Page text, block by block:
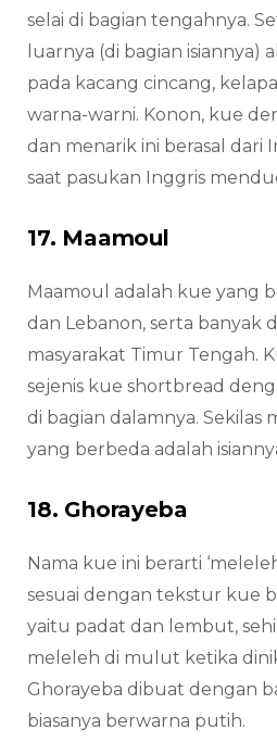
selai di bagian tengahnya.
luarnya (di bagian isiannya)
pada kacang cincang,
warna-warni. Konon, kue
dan menarik ini berasal dari
saat pasukan Inggris
17. Maamoul
Maamoul adalah kue yang
dan Lebanon, serta banyak
masyarakat Timur Tengah.
sejenis kue shortbread
di bagian dalamnya. Sekilas
yang berbeda adalah
18. Ghorayeba
Nama kue ini berarti
sesuai dengan tekstur kue
yaitu padat dan lembut,
meleleh di mulut ketika
Ghorayeba dibuat dengan
biasanya berwarna putih.